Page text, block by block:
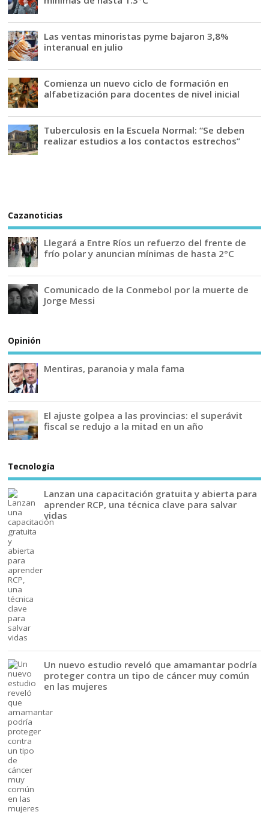
Las ventas minoristas pyme bajaron 3,8%
interanual en julio
Comienza un nuevo ciclo de formación en
alfabetización para docentes de nivel inicial
Tuberculosis en la Escuela Normal: “Se deben
realizar estudios a los contactos estrechos”
Cazanoticias
Llegará a Entre Ríos un refuerzo del frente de
frío polar y anuncian mínimas de hasta 2°C
Comunicado de la Conmebol por la muerte de
Jorge Messi
Opinión
Mentiras, paranoia y mala fama
El ajuste golpea a las provincias: el superávit
fiscal se redujo a la mitad en un año
Tecnología
Lanzan una capacitación gratuita y abierta para
aprender RCP, una técnica clave para salvar
vidas
Un nuevo estudio reveló que amamantar podría
proteger contra un tipo de cáncer muy común
en las mujeres